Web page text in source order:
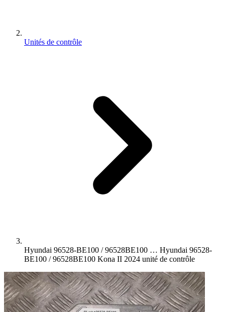
Unités de contrôle
Hyundai 96528-BE100 / 96528BE100 … Hyundai 96528-
BE100 / 96528BE100 Kona II 2024 unité de contrôle